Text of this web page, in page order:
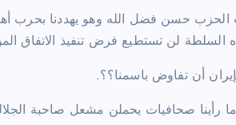
الحزب حسن فضل الله وهو يهددنا بحرب
السلطة لن تستطيع فرض تنفيذ الاتفاق
أن تفاوض باسمنا؟؟.
رأينا صحافيات يحملن مشعل صاحبة